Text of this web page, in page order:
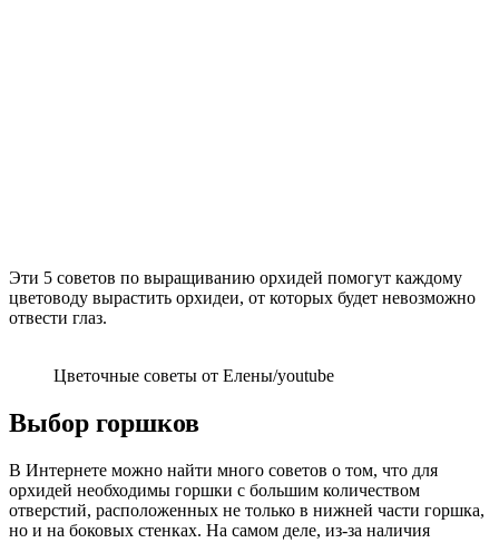
Эти 5 советов по выращиванию орхидей помогут каждому
цветоводу вырастить орхидеи, от которых будет невозможно
отвести глаз.
Цветочные советы от Елены/youtube
Выбор горшков
В Интернете можно найти много советов о том, что для
орхидей необходимы горшки с большим количеством
отверстий, расположенных не только в нижней части горшка,
но и на боковых стенках. На самом деле, из-за наличия